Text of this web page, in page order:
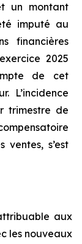
un montant
imputé au
financières
2025
de cet
L’incidence
trimestre de
s’est
aux
les nouveaux